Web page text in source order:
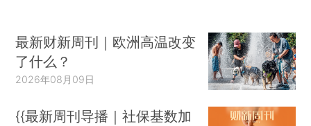
最新财新周刊｜欧洲高温改变
了什么？
2026年08月09日
{{最新周刊导播｜社保基数加